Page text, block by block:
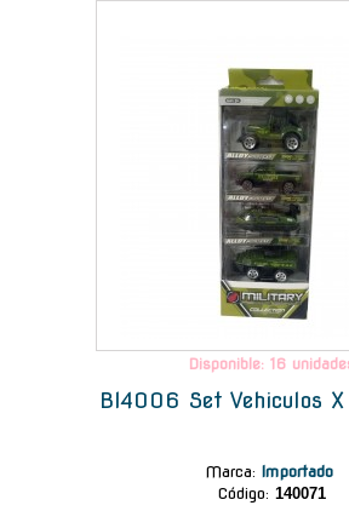
Disponible: 16
Bl4006 Set Vehiculos
Marca: Importado
Código: 140071